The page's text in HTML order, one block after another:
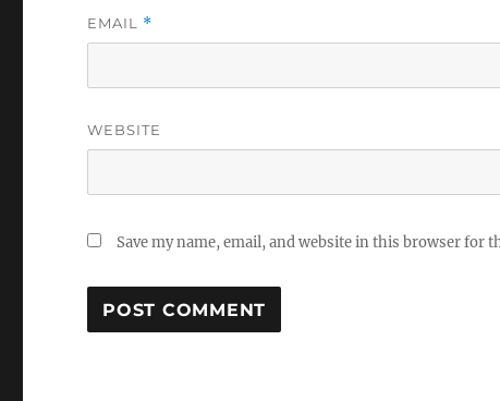
EMAIL *
WEBSITE
Save my name, email, and website in this browser for